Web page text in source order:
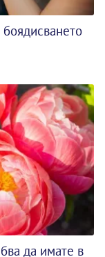
боядисването
да имате в